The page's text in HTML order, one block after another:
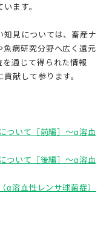
ます。
知見については、畜産ナ
魚病研究分野へ広く還元
通じて得られた情報
献して参ります。
ついて［前編］～α溶血
ついて［後編］～α溶血
溶血性レンサ球菌症）